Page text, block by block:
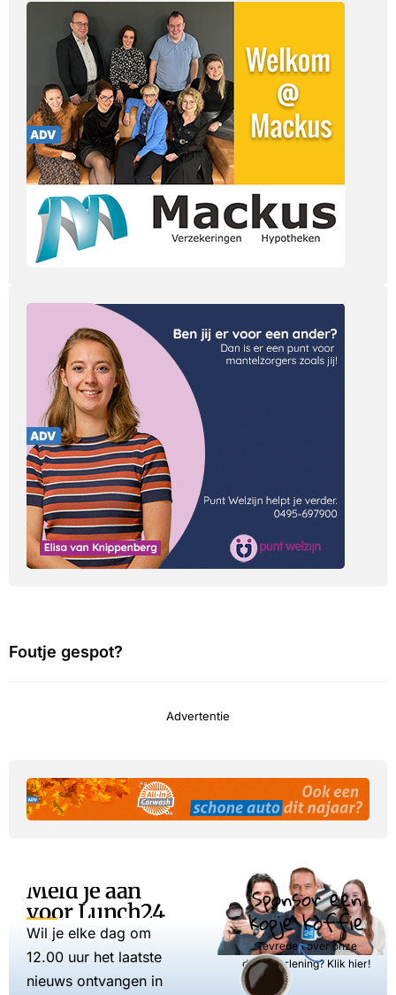
Foutje gespot?
Advertentie
Meld je aan
voor Lunch24
Wil je elke dag om
12.00 uur het laatste
nieuws ontvangen in
Sponsor een
kopje koffie
Tevreden over onze
dienstverlening? Klik hier!